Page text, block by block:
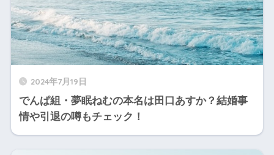
2024年7月19日
でんぱ組・夢眠ねむの本名は田口あすか？結婚事
情や引退の噂もチェック！